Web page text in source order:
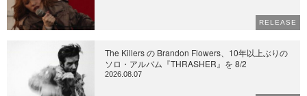
RELEASE
The Killers の Brandon Flowers、10年以上ぶりの
ソロ・アルバム『THRASHER』を 8/2
2026.08.07